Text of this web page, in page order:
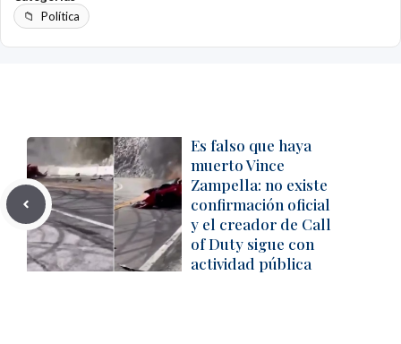
Política
Es falso que haya
muerto Vince
Zampella: no existe
confirmación oficial
y el creador de Call
of Duty sigue con
actividad pública